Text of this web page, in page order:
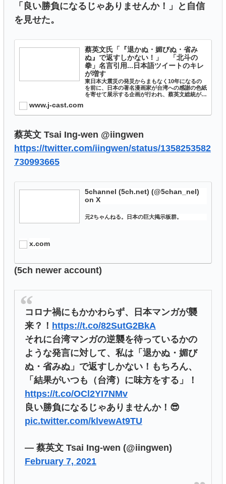
「良い勝負になるじゃありませんか！」と自信
を見せた。
蔡英文氏「『退かぬ・媚びぬ・省み
ぬ』で返すしかない！」 「北斗の
拳」名言引用...日本語ツイートのキレ
が増す
東日本大震災の発災からまもなく10年になるの
を前に、日本の著名漫画家が台湾への感謝の色紙
を寄せて展示する企画が行われ、蔡英文総統がツ
優れた漫画による日本...
www.j-cast.com
蔡英文 Tsai Ing-wen @iingwen
https://twitter.com/iingwen/status/1358253582
730993665
5channel (5ch.net) (@5chan_nel)
on X
元2ちゃんねる。日本の巨大掲示板群。
x.com
(5ch newer account)
コロナ禍にもかかわらず、日本マンガが襲
来？！ https://t.co/82SutG2BkA
それに台湾マンガの逆襲を待っているかの
ような発言に対して、私は「退かぬ・媚び
ぬ・省みぬ」で返すしかない！もちろん、
「結果がいつも（台湾）に味方をする」！
https://t.co/OCl2YI7NMv
良い勝負になるじゃありませんか！😎
pic.twitter.com/klvewAt9TU
— 蔡英文 Tsai Ing-wen (@iingwen)
February 7, 2021